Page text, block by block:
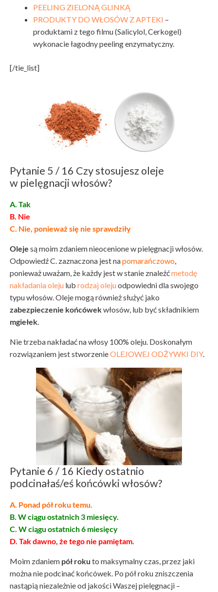
PEELING ZIELONĄ GLINKĄ
PRODUKTY DO WŁOSÓW Z APTEKI –
produktami z tego filmu (Salicylol, Cerkogel)
wykonacie łagodny peeling enzymatyczny.
[/tie_list]
Pytanie 5 / 16 Czy stosujesz oleje
w pielęgnacji włosów?
A. Tak
B. Nie
C. Nie, ponieważ się nie sprawdziły
Oleje są moim zdaniem nieocenione w pielęgnacji włosów.
Odpowiedź C. zaznaczona jest napomarańczowo,
ponieważ uważam, że każdy jest w stanie znaleźćmetodę
nakładania oleju lub rodzaj olejuodpowiedni dla swojego
typu włosów. Oleje mogą również służyć jako
zabezpieczenie końcówekwłosów, lub być składnikiem
mgiełek.
Nie trzeba nakładać na włosy 100% oleju. Doskonałym
rozwiązaniem jest stworzenieOLEJOWEJ ODŻYWKI DIY.
Pytanie 6 / 16 Kiedy ostatnio
podcinałaś/eś końcówki włosów?
A. Ponad pół roku temu.
B. W ciągu ostatnich 3 miesięcy.
C. W ciągu ostatnich 6 miesięcy
D. Tak dawno, że tego nie pamiętam.
Moim zdaniem pół roku to maksymalny czas, przez jaki
można nie podcinać końcówek. Po pół roku zniszczenia
nastąpią niezależnie od jakości Waszej pielęgnacji –